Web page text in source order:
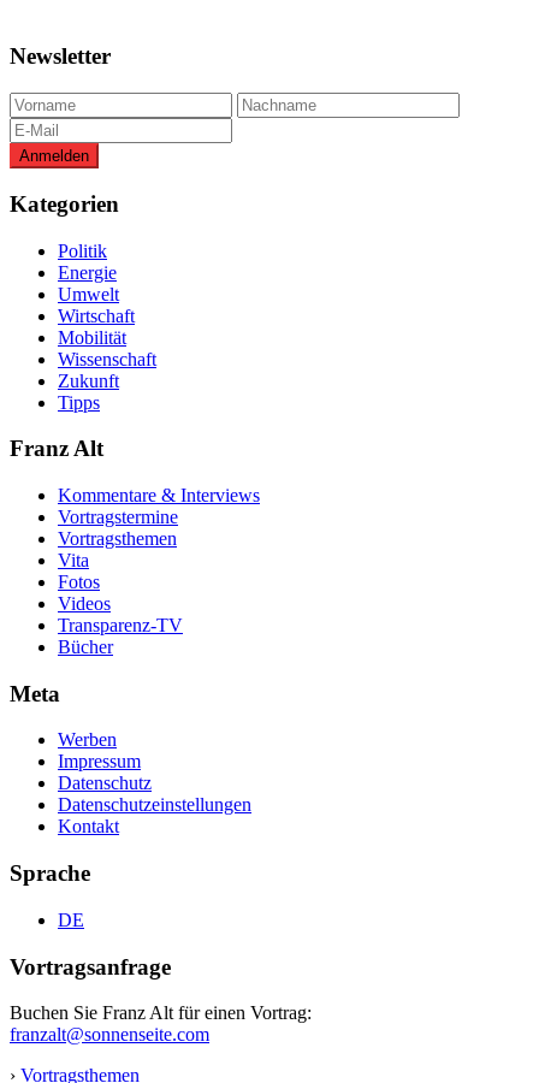
Newsletter
Kategorien
Politik
Energie
Umwelt
Wirtschaft
Mobilität
Wissenschaft
Zukunft
Tipps
Franz Alt
Kommentare & Interviews
Vortragstermine
Vortragsthemen
Vita
Fotos
Videos
Transparenz-TV
Bücher
Meta
Werben
Impressum
Datenschutz
Datenschutzeinstellungen
Kontakt
Sprache
DE
Vortragsanfrage
Buchen Sie Franz Alt für einen Vortrag:
franzalt@sonnenseite.com
› Vortragsthemen